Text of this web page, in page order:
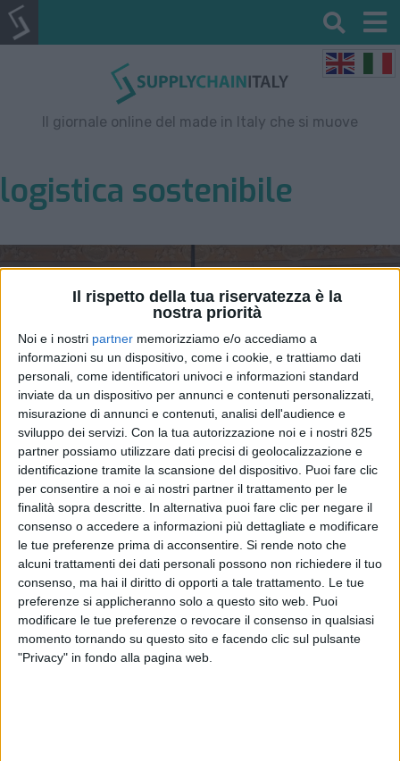
Il rispetto della tua riservatezza è la
nostra priorità
Noi e i nostri partner memorizziamo e/o accediamo a
informazioni su un dispositivo, come i cookie, e trattiamo dati
personali, come identificatori univoci e informazioni standard
inviate da un dispositivo per annunci e contenuti personalizzati,
misurazione di annunci e contenuti, analisi dell'audience e
sviluppo dei servizi. Con la tua autorizzazione noi e i nostri 825
partner possiamo utilizzare dati precisi di geolocalizzazione e
identificazione tramite la scansione del dispositivo. Puoi fare clic
per consentire a noi e ai nostri partner il trattamento per le
finalità sopra descritte. In alternativa puoi fare clic per negare il
consenso o accedere a informazioni più dettagliate e modificare
le tue preferenze prima di acconsentire. Si rende noto che
alcuni trattamenti dei dati personali possono non richiedere il tuo
consenso, ma hai il diritto di opporti a tale trattamento. Le tue
preferenze si applicheranno solo a questo sito web. Puoi
modificare le tue preferenze o revocare il consenso in qualsiasi
momento tornando su questo sito e facendo clic sul pulsante
"Privacy" in fondo alla pagina web.
Il giornale online del made in Italy che si muove
logistica sostenibile
“Già numerose le soluzioni di
logistica applicate
all’economia circolare”
LE ALTRE NEWS 6 GIUGNO 2022